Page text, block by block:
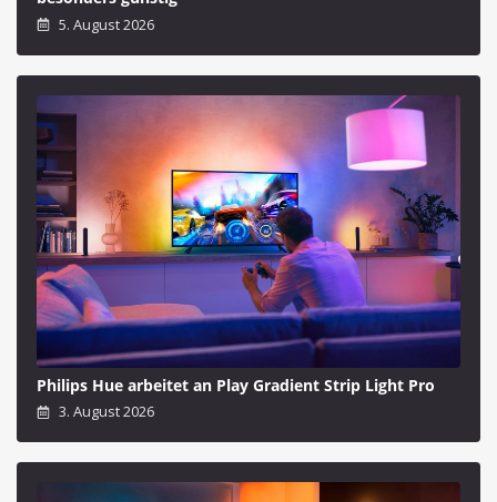
5. August 2026
Philips Hue arbeitet an Play Gradient Strip Light Pro
3. August 2026